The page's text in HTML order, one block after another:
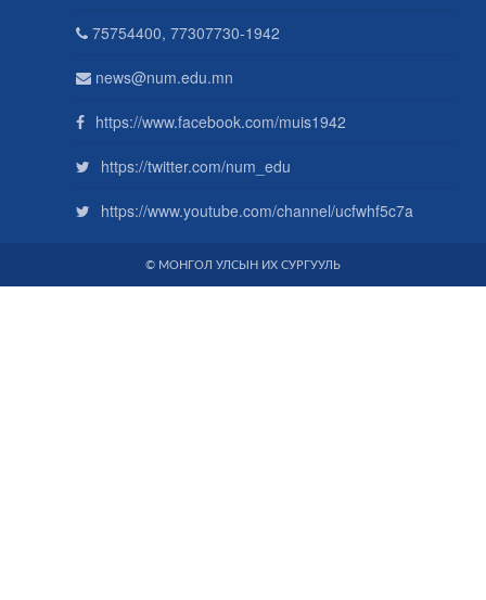
75754400, 77307730-1942
news@num.edu.mn
https://www.facebook.com/muis1942
https://twitter.com/num_edu
https://www.youtube.com/channel/ucfwhf5c7a
© МОНГОЛ УЛСЫН ИХ СУРГУУЛЬ